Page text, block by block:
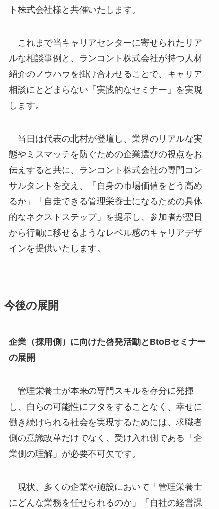
ト株式会社様と共催いたします。
これまで当キャリアセンターに寄せられたリア
ルな相談事例と、ランコント株式会社が持つ人材
紹介のノウハウを掛け合わせることで、キャリア
相談にとどまらない「実践的なセミナー」を実現
します。
当日は代表の北村が登壇し、業界のリアルな実
態やミスマッチを防ぐための企業選びの視点をお
伝えすると共に、ランコント株式会社の専門コン
サルタントを交え、「自身の市場価値をどう高め
るか」「自走できる管理栄養士になるための具体
的なネクストステップ」を提示し、参加者が翌日
から行動に移せるようなレベル感のキャリアデザ
インを提供いたします。
今後の展開
企業（採用側）に向けた啓発活動とBtoBセミナー
の展開
管理栄養士が本来の専門スキルを存分に発揮
し、自らの可能性にフタをすることなく、幸せに
働き続けられる社会を実現するためには、求職者
側の意識改革だけでなく、受け入れ側である「企
業側の理解」が必要不可欠です。
現状、多くの企業や施設において「管理栄養士
にどんな業務を任せられるのか」「自社の経営課